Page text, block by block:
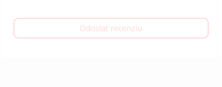
Odoslať recenziu